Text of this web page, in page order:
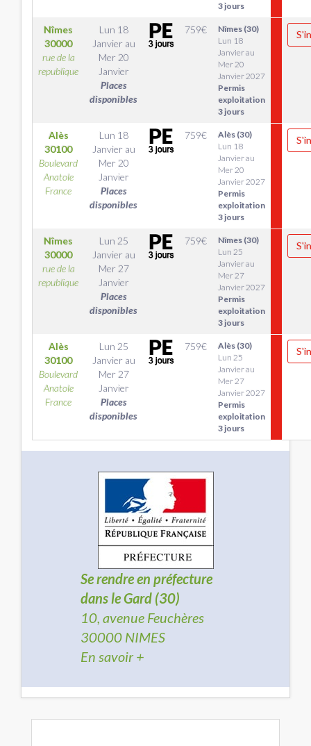
3 jours
Nîmes
30000
rue de la
republique
Lun 18
Janvier au
Mer 20
Janvier
Places
disponibles
759€
Nîmes (30)
Lun 18
Janvier au
Mer 20
Janvier 2027
Permis
exploitation
3 jours
Alès
30100
Boulevard
Anatole
France
Lun 18
Janvier au
Mer 20
Janvier
Places
disponibles
759€
Alès (30)
Lun 18
Janvier au
Mer 20
Janvier 2027
Permis
exploitation
3 jours
Nîmes
30000
rue de la
republique
Lun 25
Janvier au
Mer 27
Janvier
Places
disponibles
759€
Nîmes (30)
Lun 25
Janvier au
Mer 27
Janvier 2027
Permis
exploitation
3 jours
Alès
30100
Boulevard
Anatole
France
Lun 25
Janvier au
Mer 27
Janvier
Places
disponibles
759€
Alès (30)
Lun 25
Janvier au
Mer 27
Janvier 2027
Permis
exploitation
3 jours
Se rendre en préfecture
dans le Gard (30)
10, avenue Feuchères
30000 NIMES
En savoir +